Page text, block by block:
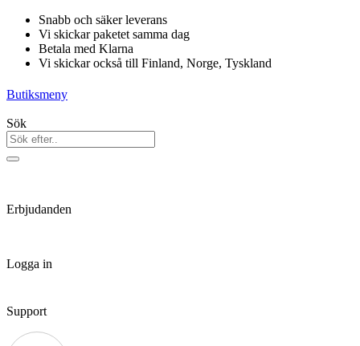
Hoppa
innehåll
Snabb och säker leverans
Vi skickar paketet samma dag
Betala med Klarna
Vi skickar också till Finland, Norge, Tyskland
Butiksmeny
Sök
Erbjudanden
Logga in
Support